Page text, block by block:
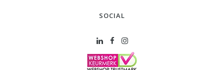
SOCIAL